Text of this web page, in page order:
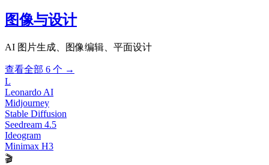
图像与设计
AI 图片生成、图像编辑、平面设计
查看全部 6 个 →
L
Leonardo AI
Midjourney
Stable Diffusion
Seedream 4.5
Ideogram
Minimax H3
🎬